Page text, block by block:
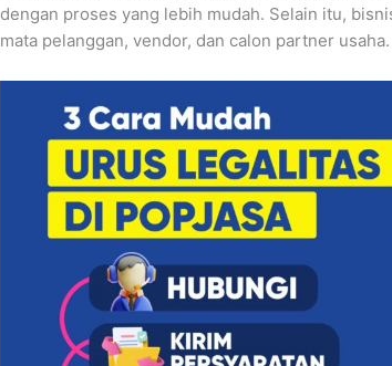
dengan proses yang lebih mudah. Selain itu,
mata pelanggan, vendor, dan calon partner usaha.